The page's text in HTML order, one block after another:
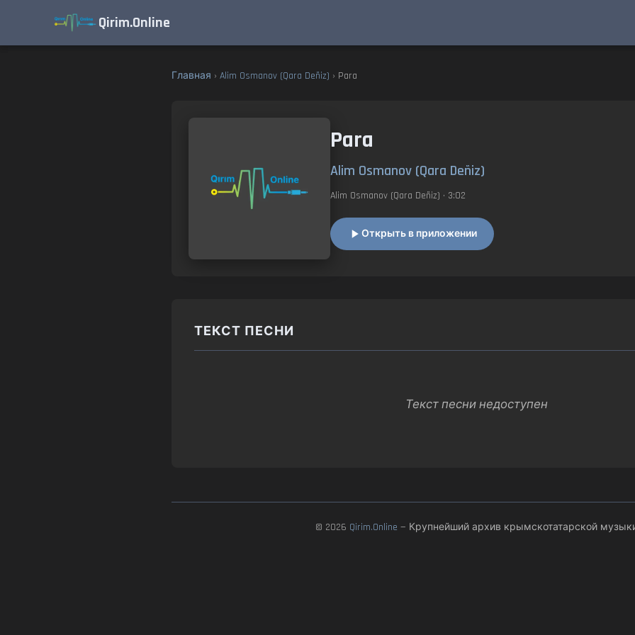
Qirim.Online
Главная › Alim Osmanov (Qara Deñiz) › Para
Para
Alim Osmanov (Qara Deñiz)
Alim Osmanov (Qara Deñiz) • 3:02
Открыть в приложении
ТЕКСТ ПЕСНИ
Текст песни недоступен
© 2026 Qirim.Online — Крупнейший архив крымскотатарской